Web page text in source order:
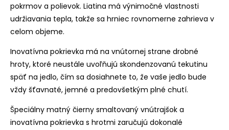
pokrmov a polievok. Liatina má výnimočné vlastnosti
udržiavania tepla, takže sa hrniec rovnomerne zahrieva v
celom objeme.
Inovatívna pokrievka má na vnútornej strane drobné
hroty, ktoré neustále uvoľňujú skondenzovanú tekutinu
späť na jedlo, čím sa dosiahnete to, že vaše jedlo bude
vždy šťavnaté, jemné a predovšetkým plné chutí.
Špeciálny matný čierny smaltovaný vnútrajšok a
inovatívna pokrievka s hrotmi zaručujú dokonalé